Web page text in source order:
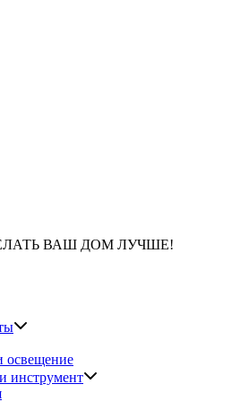
ВАШ ДОМ ЛУЧШЕ!
освещение
инструмент